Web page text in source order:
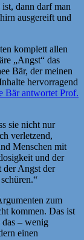
dann darf man
ausgereift und
komplett allen
„Angst“ das
Bär, der meinen
hervorragend
Bär antwortet Prof.
sie nicht nur
verletzend,
Menschen mit
und der
der Angst der
zum
kommen. Das ist
das – wenig
einen